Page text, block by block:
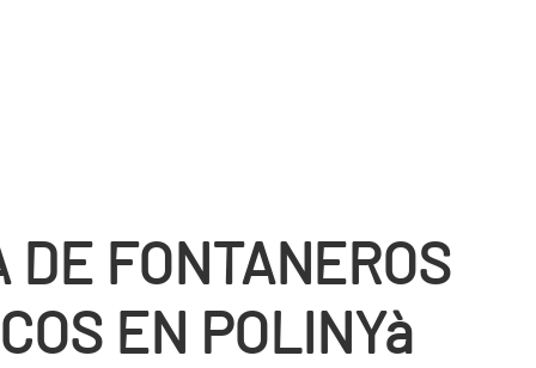
DE FONTANEROS
EN POLINYà